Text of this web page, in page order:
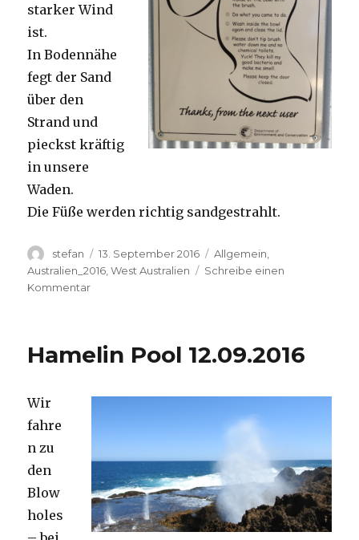
starker Wind
ist.
In Bodennähe
fegt der Sand
über den
Strand und
pieckst kräftig
in unsere
Waden.
Die Füße werden richtig sandgestrahlt.
Autor
stefan
Veröffentlicht
am
13. September 2016 Kategorien
Allgemein
Australien_2016 ,West Australien
Schreibe einen
Kommentarzu
Hamelin Pool 12.09.2016
Wir
fahre
n zu
den
Blow
holes